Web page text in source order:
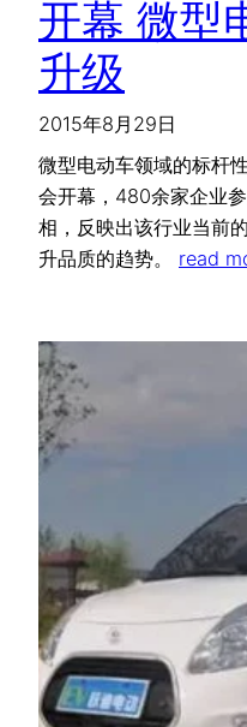
开幕 微型
升级
2015年8月29日
微型电动车领域的标杆
会开幕，480余家企业
相，反映出该行业当前
升品质的趋势。 read